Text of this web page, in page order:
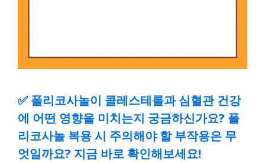
✅ 폴리코사놀이 콜레스테롤과 심혈관 건강
에 어떤 영향을 미치는지 궁금하신가요? 폴
리코사놀 복용 시 주의해야 할 부작용은 무
엇일까요? 지금 바로 확인해보세요!